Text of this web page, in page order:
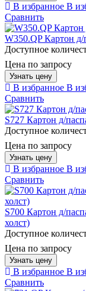
В избранное В
Сравнить
W350.QP Картон д/
Доступное
Цена по запросу
Узнать цену
В избранное В
Сравнить
S727 Картон д/
Доступное
Цена по запросу
Узнать цену
В избранное В
Сравнить
S700 Картон д/
холст)
Доступное
Цена по запросу
Узнать цену
В избранное В
Сравнить